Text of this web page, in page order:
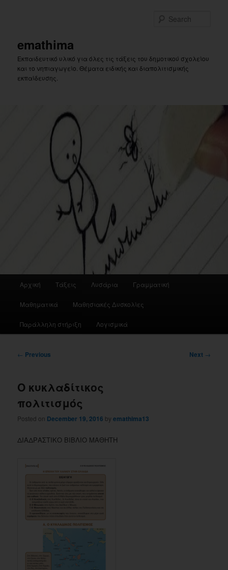
emathima
Εκπαιδευτικό υλικό για όλες τις τάξεις του δημοτικού σχολείου
και το νηπιαγωγείο. Θέματα ειδικής και διαπολιτισμικής
εκπαίδευσης.
Αρχική Τάξεις Λυσάρια Γραμματική
Μαθηματικά Μαθησιακές Δυσκολίες
Παράλληλη στήριξη Λογισμικά
Post
← Previous Next →
Ο κυκλαδίτικος
πολιτισμός
Posted on December 19, 2016 byemathima13
ΔΙΑΔΡΑΣΤΙΚΟ ΒΙΒΛΙΟ ΜΑΘΗΤΗ